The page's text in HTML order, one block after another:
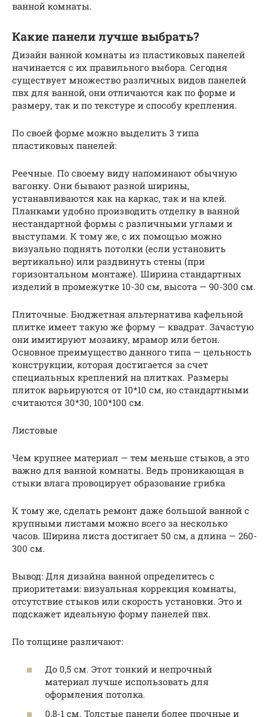
ванной комнаты.
Какие панели лучше выбрать?
Дизайн ванной комнаты из пластиковых панелей
начинается с их правильного выбора. Сегодня
существует множество различных видов панелей
пвх для ванной, они отличаются как по форме и
размеру, так и по текстуре и способу крепления.
По своей форме можно выделить 3 типа
пластиковых панелей:
Реечные. По своему виду напоминают обычную
вагонку. Они бывают разной ширины,
устанавливаются как на каркас, так и на клей.
Планками удобно производить отделку в ванной
нестандартной формы с различными углами и
выступами. К тому же, с их помощью можно
визуально поднять потолки (если установить
вертикально) или раздвинуть стены (при
горизонтальном монтаже). Ширина стандартных
изделий в промежутке 10-30 см, высота — 90-300 см.
Плиточные. Бюджетная альтернатива кафельной
плитке имеет такую же форму — квадрат. Зачастую
они имитируют мозаику, мрамор или бетон.
Основное преимущество данного типа — цельность
конструкции, которая достигается за счет
специальных креплений на плитках. Размеры
плиток варьируются от 10*10 см, но стандартными
считаются 30*30, 100*100 см.
Листовые
Чем крупнее материал — тем меньше стыков, а это
важно для ванной комнаты. Ведь проникающая в
стыки влага провоцирует образование грибка
К тому же, сделать ремонт даже большой ванной с
крупными листами можно всего за несколько
часов. Ширина листа достигает 50 см, а длина — 260-
300 см.
Вывод: Для дизайна ванной определитесь с
приоритетами: визуальная коррекция комнаты,
отсутствие стыков или скорость установки. Это и
подскажет идеальную форму панелей пвх.
По толщине различают:
До 0,5 см. Этот тонкий и непрочный
материал лучше использовать для
оформления потолка.
0,8-1 см. Толстые панели более прочные и